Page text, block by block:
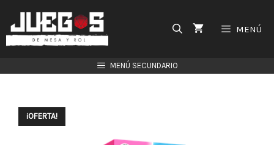
contenido
MENÚ
MENÚ SECUNDARIO
¡OFERTA!